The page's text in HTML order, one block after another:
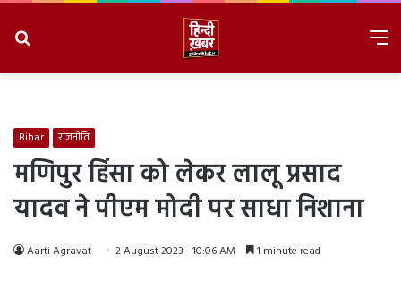
Bihar राजनीति
मणिपुर हिंसा को लेकर लालू प्रसाद
यादव ने पीएम मोदी पर साधा निशाना
Aarti Agravat 2 August 2023 - 10:06 AM 1 minute read